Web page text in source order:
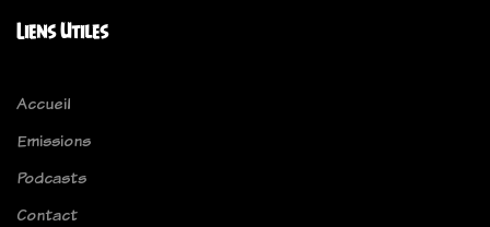
Liens Utiles
Accueil
Emissions
Podcasts
Contact